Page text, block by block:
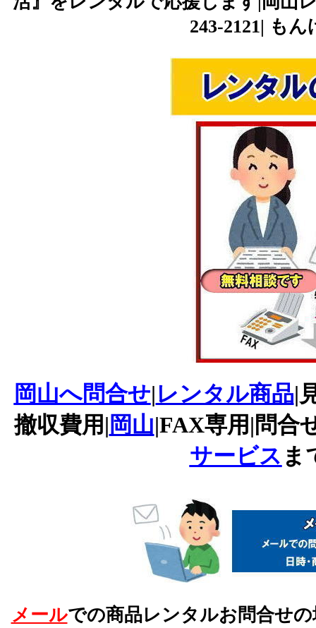
243-2121| も
岡山へ問合せ|レンタル商品|
撤収費用| 岡山|FAX専用|問合
サービス ま
メールでの商品レンタルお問合せ